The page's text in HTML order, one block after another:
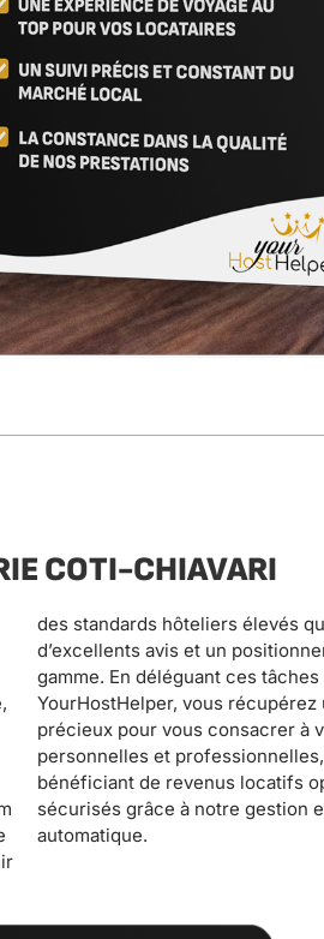
COTI-CHIAVARI
automatique.